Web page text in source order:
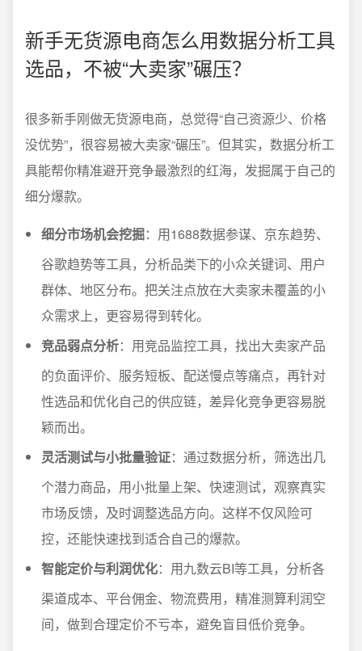
新手无货源电商怎么用数据分析工具
选品，不被“大卖家”碾压？
很多新手刚做无货源电商，总觉得“自己资源少、价格
没优势”，很容易被大卖家“碾压”。但其实，数据分析工
具能帮你精准避开竞争最激烈的红海，发掘属于自己的
细分爆款。
细分市场机会挖掘：用1688数据参谋、京东趋势、
谷歌趋势等工具，分析品类下的小众关键词、用户
群体、地区分布。把关注点放在大卖家未覆盖的小
众需求上，更容易得到转化。
竞品弱点分析：用竞品监控工具，找出大卖家产品
的负面评价、服务短板、配送慢点等痛点，再针对
性选品和优化自己的供应链，差异化竞争更容易脱
颖而出。
灵活测试与小批量验证：通过数据分析，筛选出几
个潜力商品，用小批量上架、快速测试，观察真实
市场反馈，及时调整选品方向。这样不仅风险可
控，还能快速找到适合自己的爆款。
智能定价与利润优化：用九数云BI等工具，分析各
渠道成本、平台佣金、物流费用，精准测算利润空
间，做到合理定价不亏本，避免盲目低价竞争。